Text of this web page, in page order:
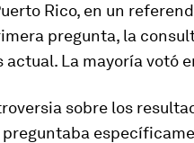
Rico, en un
pregunta, la
actual. La mayoría votó
sobre los